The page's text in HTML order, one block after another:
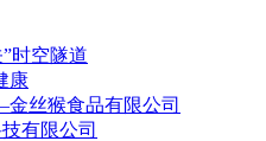
时空隧道
康
丝猴食品有限公司
有限公司